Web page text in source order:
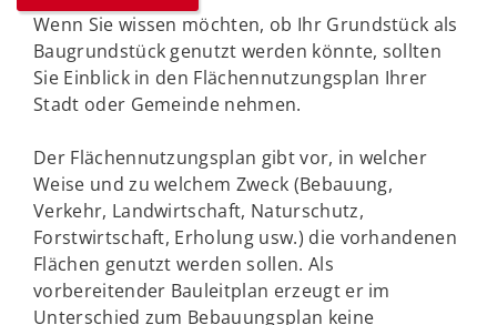
Wenn Sie wissen möchten, ob Ihr Grundstück als
Baugrundstück genutzt werden könnte, sollten
Sie Einblick in den Flächennutzungsplan Ihrer
Stadt oder Gemeinde nehmen.
Der Flächennutzungsplan gibt vor, in welcher
Weise und zu welchem Zweck (Bebauung,
Verkehr, Landwirtschaft, Naturschutz,
Forstwirtschaft, Erholung usw.) die vorhandenen
Flächen genutzt werden sollen. Als
vorbereitender Bauleitplan erzeugt er im
Unterschied zum Bebauungsplan keine